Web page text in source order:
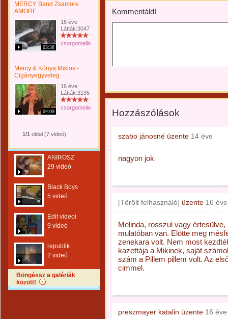
MERCY Band Zsamore
AMORE
03:38
16 éve
Látták:3047
csorgomelinda
Mercy & Kónya Miklos -
Cigányegyveleg
04:09
16 éve
Látták:3135
csorgomelinda
1/1 oldal (7 videó)
ANIROSZ
29 videó
Black Boys
5 videó
Edit videoi
9 videó
republik
2 videó
Böngéssz a galériák
között!
Kommentáld!
Hozzászólások
szabo jánosné üzente 14 éve
nagyon jok
[Törölt felhasználó] üzente 16 éve
Melinda, rosszul vagy
mulatóban van. Elötte meg
zenekara volt. Nem most
kazettája a Mikinek, saját
szám a Pillem pillem volt. Az
cimmel.
preszmayer katalin üzente 16 éve